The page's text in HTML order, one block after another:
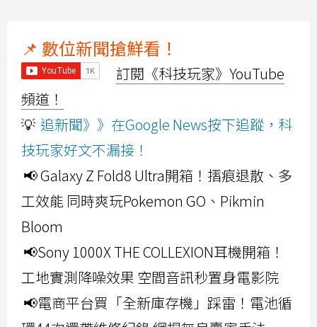
📌 數位新聞搶鮮看！
訂閱《科技玩家》YouTube
頻道！
💡 追新聞》》在Google News按下追蹤，科
技玩家好文不漏接！
📢 Galaxy Z Fold8 Ultra開箱！摺痕退散、多
工效能 同時爽玩Pokemon GO、Pikmin
Bloom
📢Sony 1000X THE COLLEXION耳機開箱！
工地實測降噪效果 空間音訊秒置身電影院
📢電商平台買「全新庫存機」踩雷！電池循